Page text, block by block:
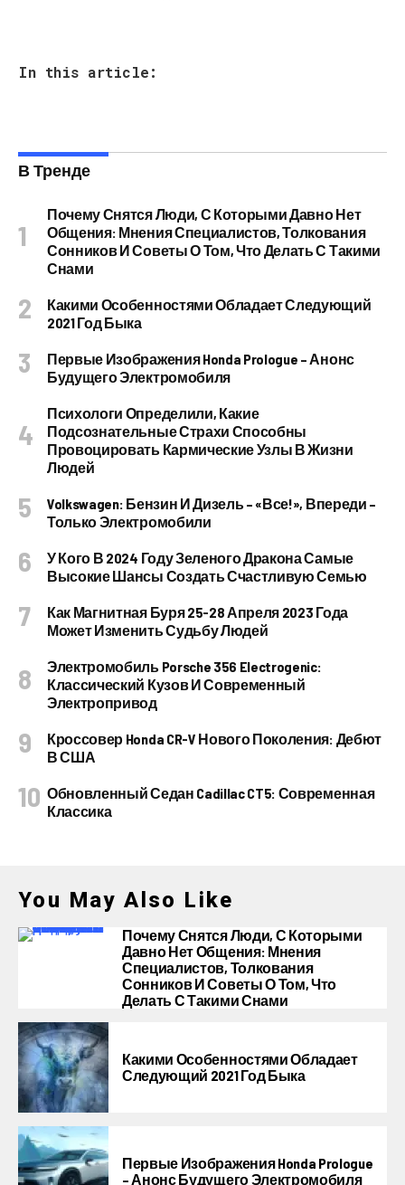
In this article:
В Тренде
Почему Снятся Люди, С Которыми Давно Нет
Общения: Мнения Специалистов, Толкования
Сонников И Советы О Том, Что Делать С Такими
Снами
Какими Особенностями Обладает Следующий
2021 Год Быка
Первые Изображения Honda Prologue – Анонс
Будущего Электромобиля
Психологи Определили, Какие
Подсознательные Страхи Способны
Провоцировать Кармические Узлы В Жизни
Людей
Volkswagen: Бензин И Дизель – «все!», Впереди –
Только Электромобили
У Кого В 2024 Году Зеленого Дракона Самые
Высокие Шансы Создать Счастливую Семью
Как Магнитная Буря 25-28 Апреля 2023 Года
Может Изменить Судьбу Людей
Электромобиль Porsche 356 Electrogenic:
Классический Кузов И Современный
Электропривод
Кроссовер Honda CR-V Нового Поколения: Дебют
В США
Обновленный Седан Cadillac CT5: Современная
Классика
You May Also Like
Почему Снятся Люди, С Которыми
Давно Нет Общения: Мнения
Специалистов, Толкования
Сонников И Советы О Том, Что
Делать С Такими Снами
Какими Особенностями Обладает
Следующий 2021 Год Быка
Первые Изображения Honda Prologue
– Анонс Будущего Электромобиля